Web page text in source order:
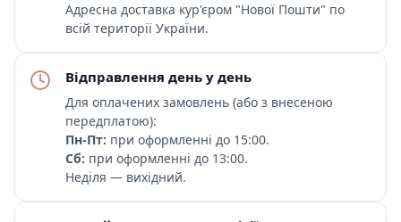
Адресна доставка кур'єром "Нової Пошти" по
всій території України.
Відправлення день у день
Для оплачених замовлень (або з внесеною
передплатою):
Пн-Пт: при оформленні до 15:00.
Сб: при оформленні до 13:00.
Неділя — вихідний.